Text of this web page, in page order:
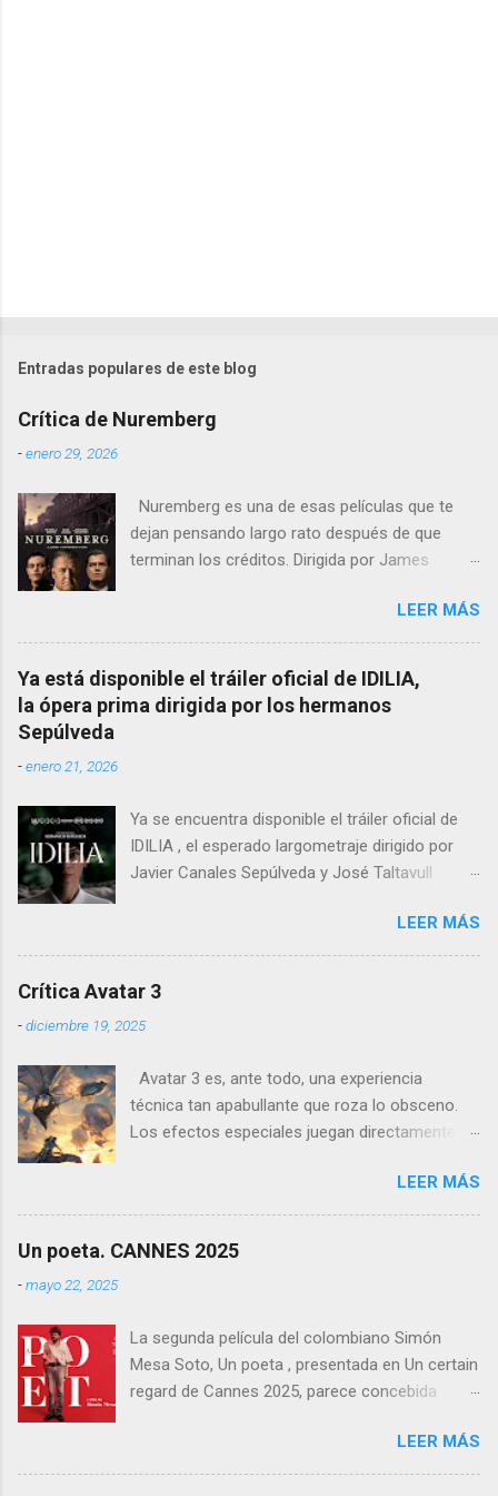
Entradas populares de este blog
Crítica de Nuremberg
-enero 29, 2026
Nuremberg es una de esas películas que te
dejan pensando largo rato después de que
terminan los créditos. Dirigida por James
psicológico se sumerge en los juicios de
Núremberg tras la Segunda Guerra Mundial ,
pero no se limita a recrear eventos judiciales.
En cambio, enfoca su lente en la batalla mental
entre un psiquiatra estadounidense y uno de
LEER MÁS
Ya está disponible el tráiler oficial de IDILIA,
la ópera prima dirigida por los hermanos
Sepúlveda
-enero 21, 2026
Ya se encuentra disponible el tráiler oficial de
IDILIA , el esperado largometraje dirigido por
Javier Canales Sepúlveda y José Taltavull
próximo 27 de febrero . Tras un destacado
recorrido por festivales nacionales e
internacionales, la película se ha consolidado
en la historia del cine balear .
LEER MÁS
Crítica Avatar 3
-diciembre 19, 2025
Avatar 3 es, ante todo, una experiencia
técnica tan apabullante que roza lo obsceno.
Los efectos especiales juegan directamente en
otras películas, es que directamente parecen
inalcanzables para el resto del cine mundial
durante los próximos diez años. Todo es
entero.
LEER MÁS
Un poeta. CANNES 2025
-mayo 22, 2025
La segunda película del colombiano Simón
Mesa Soto, Un poeta , presentada en Un certain
regard de Cannes 2025, parece concebida
sobre la creación artística, la decadencia
masculina, y la supuesta trascendencia de la
LEER MÁS